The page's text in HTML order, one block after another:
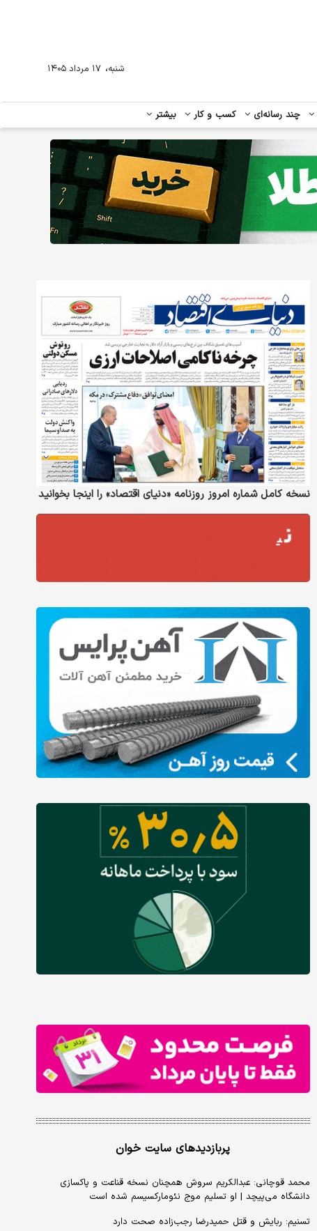
چند رسانه‌ای کسب و کار بیشتر
شنبه، ۱۷ مرداد ۱۴۰۵
نسخه کامل شماره امروز روزنامه «دنیای‌ اقتصاد» را اینجا بخوانید
پربازدیدهای سایت خوان
محمد قوچانی: عبدالکریم سروش همچنان نسخه قناعت و پاکسازی
دانشگاه می‌پیچد | او تسلیم موج نئومارکسیسم شده است
تسنیم: ربایش و قتل حمیدرضا رجب‌زاده صحت دارد